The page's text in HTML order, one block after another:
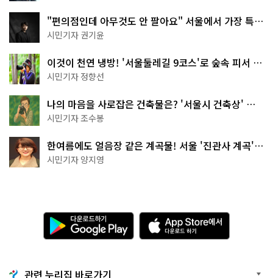
"편의점인데 아무것도 안 팔아요" 서울에서 가장 특별
한 편의점의 정체
시민기자 권기윤
이것이 천연 냉방! '서울둘레길 9코스'로 숲속 피서 떠
나볼까
시민기자 정향선
나의 마음을 사로잡은 건축물은? '서울시 건축상' 수
상작 공개!
시민기자 조수봉
한여름에도 얼음장 같은 계곡물! 서울 '진관사 계곡'이
천국이네~
시민기자 양지영
다
운
로
기
A
p
p
관련 누리집 바로가기